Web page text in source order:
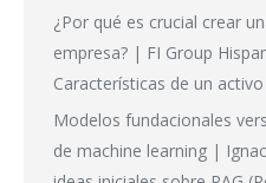
¿Por qué es crucial crear
empresa? | FI Group
Características de un
Modelos fundacionales
de machine learning |